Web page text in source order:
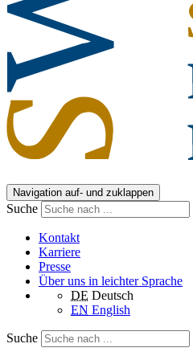
Navigation auf- und zuklappen
Suche
Kontakt
Karriere
Presse
Über uns in leichter Sprache
DE Deutsch
EN English
Suche